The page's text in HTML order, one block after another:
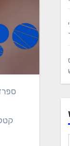
ספרד היא ביתם של כמה מהגולף הקורסים הטובים ביותר בעולם, המובחנים על ידי מדדי ביצוע יוצאי דופן של שחקנים. על ידי בחינת